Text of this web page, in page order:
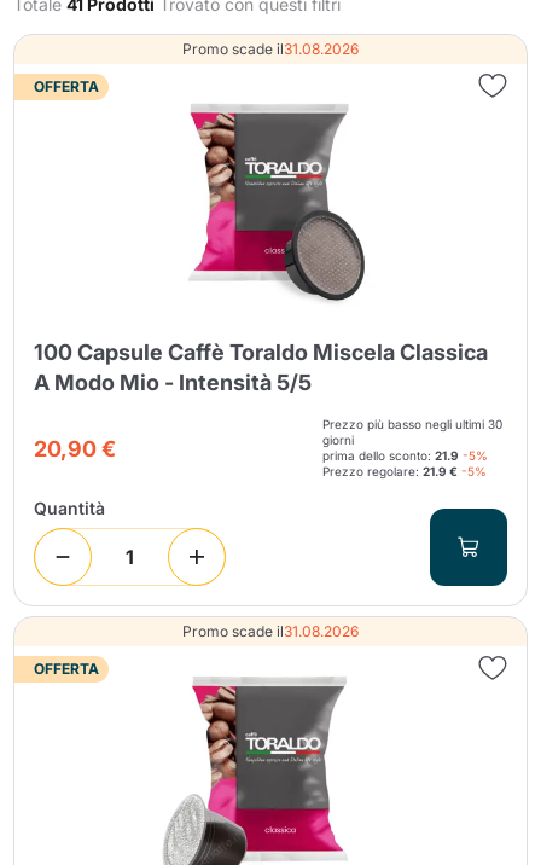
Totale41 Prodotti Trovato con questi filtri
Promo scade il31.08.2026
OFFERTA
100 Capsule Caffè Toraldo Miscela Classica
A Modo Mio - Intensità 5/5
20,90 €
Prezzo più basso negli ultimi 30
giorni
prima dello sconto: 21.9 -5%
Prezzo regolare: 21.9 € -5%
Quantità
Promo scade il31.08.2026
OFFERTA